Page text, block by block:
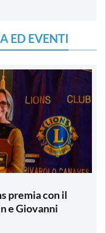
ED EVENTI
premia con il
e Giovanni